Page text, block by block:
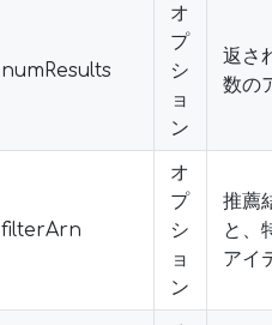
numResults
オ
プ
シ
ョ
ン
返さ
数の
filterArn
オ
プ
シ
ョ
ン
推薦
と、
アイ